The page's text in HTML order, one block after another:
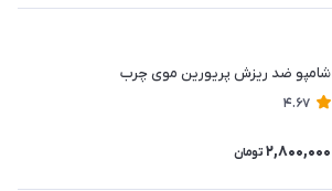
شامپو ضد ریزش پریورین موی چرب
4.67
2,800,000 تومان